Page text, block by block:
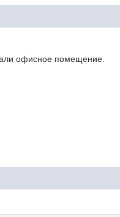
офисное помещение.